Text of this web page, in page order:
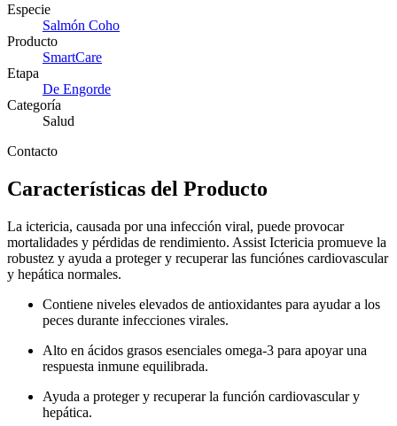
Especie
Salmón Coho
Producto
SmartCare
Etapa
De Engorde
Categoría
Salud
Contacto
Características del Producto
La ictericia, causada por una infección viral, puede provocar
mortalidades y pérdidas de rendimiento. Assist Ictericia promueve la
robustez y ayuda a proteger y recuperar las funciónes cardiovascular
y hepática normales.
Contiene niveles elevados de antioxidantes para ayudar a los
peces durante infecciones virales.
Alto en ácidos grasos esenciales omega-3 para apoyar una
respuesta inmune equilibrada.
Ayuda a proteger y recuperar la función cardiovascular y
hepática.